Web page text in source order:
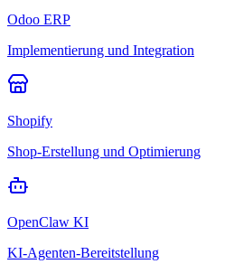
Odoo ERP
Implementierung und Integration
Shopify
Shop-Erstellung und Optimierung
OpenClaw KI
KI-Agenten-Bereitstellung